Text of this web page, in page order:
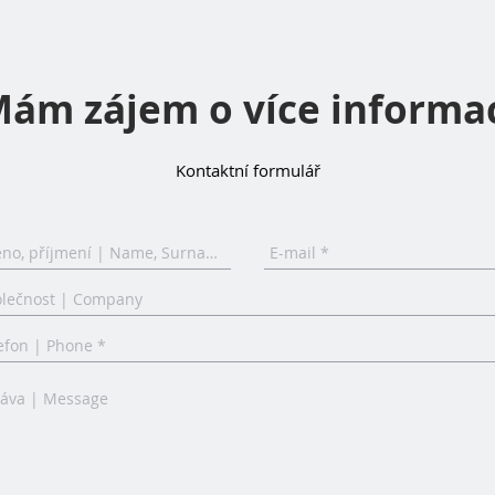
zájem o více
Kontaktní formulář